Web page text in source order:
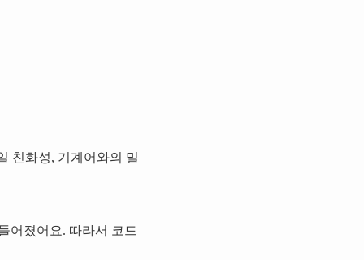
친화성, 기계어와의 밀
어졌어요. 따라서 코드